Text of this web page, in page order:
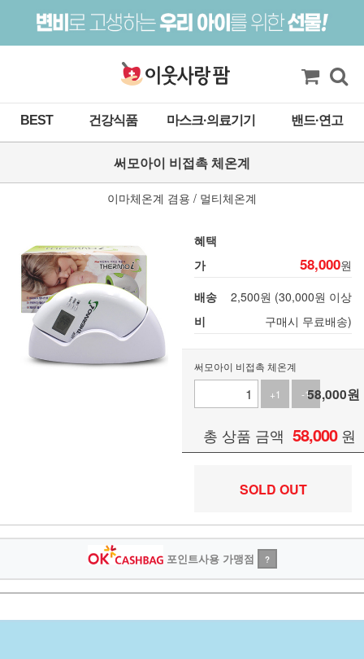
BEST 건강식품 마스크·의료기기 밴드·연고
써모아이 비접촉 체온계
이마체온계 겸용 / 멀티체온계
혜택
가
58,000원
배송
비
2,500원 (30,000원 이상
구매시 무료배송)
써모아이 비접촉 체온계
+1
-158,000원
총 상품 금액 58,000 원
SOLD OUT
포인트사용 가맹점 ?